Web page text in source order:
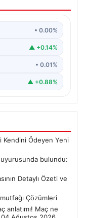
reşit
• 0.00%
▲ +0.14%
• 0.01%
▲ +0.88%
Kendini Ödeyen Yeni
bulundu:
Detaylı Özeti ve
Çözümleri
anlatımı! Maç ne